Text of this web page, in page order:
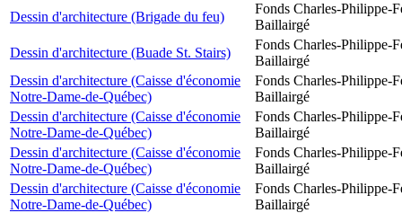
Dessin d'architecture (Brigade du feu)
Fonds Charles-Philippe-
Baillairgé
Dessin d'architecture (Buade St. Stairs)
Fonds Charles-Philippe-
Baillairgé
Dessin d'architecture (Caisse d'économie
Notre-Dame-de-Québec)
Fonds Charles-Philippe-
Baillairgé
Dessin d'architecture (Caisse d'économie
Notre-Dame-de-Québec)
Fonds Charles-Philippe-
Baillairgé
Dessin d'architecture (Caisse d'économie
Notre-Dame-de-Québec)
Fonds Charles-Philippe-
Baillairgé
Dessin d'architecture (Caisse d'économie
Notre-Dame-de-Québec)
Fonds Charles-Philippe-
Baillairgé